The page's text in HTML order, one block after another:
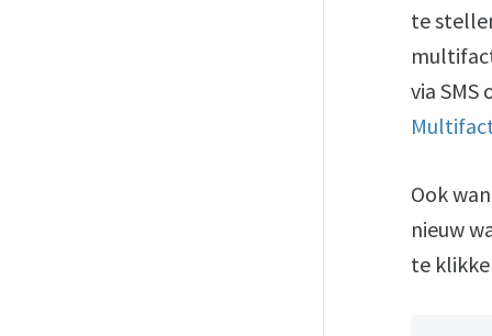
te
via SMS
Ook
nieuw
te